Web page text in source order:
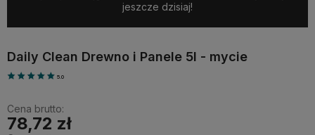
jeszcze dzisiaj!
Daily Clean Drewno i Panele 5l - mycie
5.0
Cena brutto:
78,72 zł